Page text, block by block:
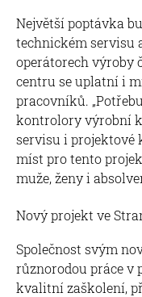
Největší poptávka
technickém servisu
operátorech výroby
centru se uplatní i
pracovníků.
kontrolory výrobní
servisu i projektové
míst pro tento
muže, ženy i
Nový projekt ve
Společnost svým
různorodou práce v
kvalitní zaškolení,